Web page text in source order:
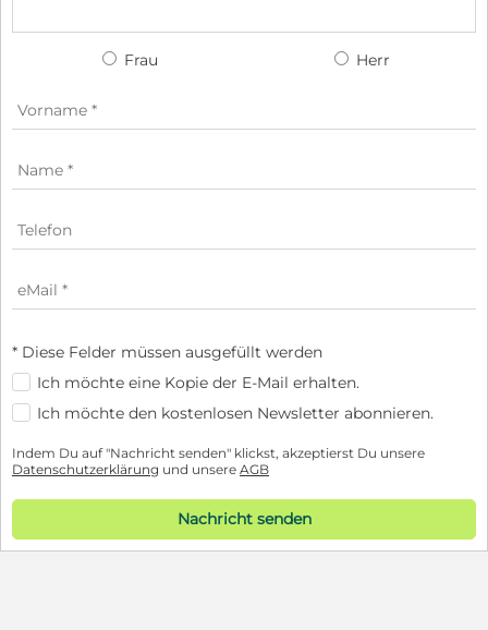
Frau Herr
* Diese Felder müssen ausgefüllt werden
Ich möchte eine Kopie der E-Mail erhalten.
Ich möchte den kostenlosen Newsletter abonnieren.
Indem Du auf "Nachricht senden" klickst, akzeptierst Du unsere
Datenschutzerklärung und unsere AGB
Nachricht senden